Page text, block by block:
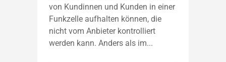
von Kundinnen und Kunden in einer
Funkzelle aufhalten können, die
nicht vom Anbieter kontrolliert
werden kann. Anders als im...